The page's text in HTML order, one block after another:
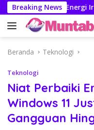
Langsung
ke
konten
Breaking NewsEnergi Iran
Beranda Teknologi
Teknologi
Niat Perbaiki
Windows 11
Gangguan